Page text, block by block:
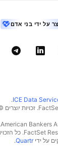
על ידי בני אדם
ICE Data
.
Quartr
.